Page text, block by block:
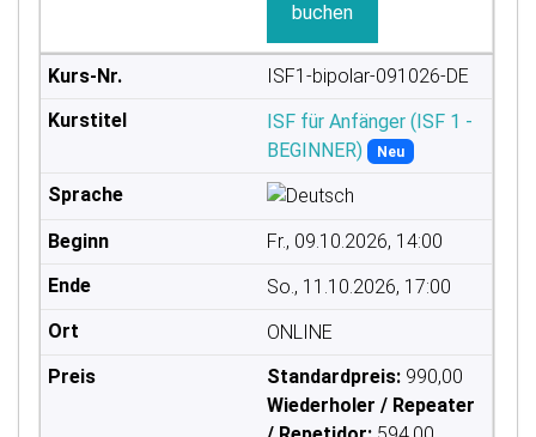
buchen
ISF1-bipolar-091026-DE
ISF für Anfänger (ISF 1 -
BEGINNER)
Neu
Fr., 09.10.2026, 14:00
So., 11.10.2026, 17:00
ONLINE
Standardpreis: 990,00
Wiederholer / Repeater